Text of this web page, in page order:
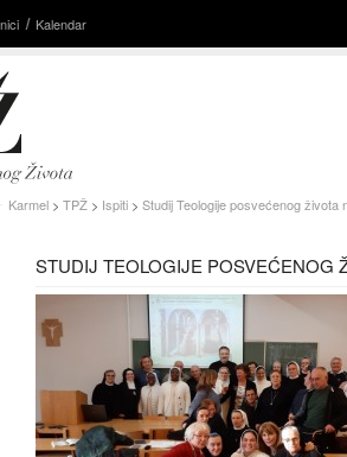
Kalendar
Karmel > TPŽ > Ispiti > Studij Teologije posvećenog života
STUDIJ TEOLOGIJE POSVEĆENOG